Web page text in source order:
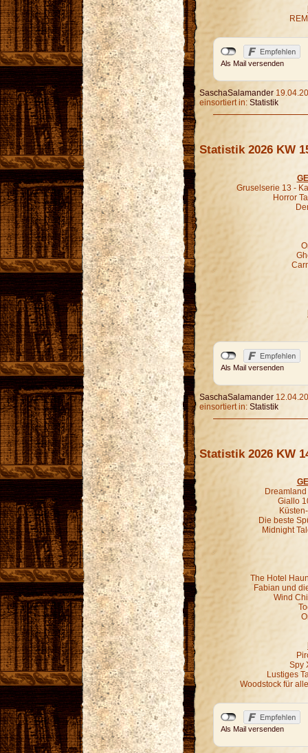
Als Mail versenden
SaschaSalamander
einsortiert in: Statistik
Statistik 2026 KW
Gruselserie 13 -
Horror
Als Mail versenden
SaschaSalamander
einsortiert in: Statistik
Statistik 2026 KW
Giallo
Die beste
Midnight
The Hotel
Fabian und
Wind
Spy
Lustiges
Woodstock für
Als Mail versenden